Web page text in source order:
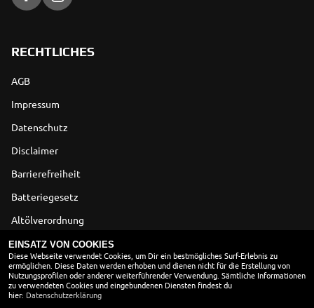
RECHTLICHES
AGB
Impressum
Datenschutz
Disclaimer
Barrierefreiheit
Batteriegesetz
Altölverordnung
ÖFFNUNGSZEITEN
Montag:
geschlossen
Dienstag:
08:00 - 12:00 und 13:00 - 17:00
EINSATZ VON COOKIES
Diese Webseite verwendet Cookies, um Dir ein bestmögliches Surf-Erlebnis zu
ermöglichen. Diese Daten werden erhoben und dienen nicht für die Erstellung von
Nutzungsprofilen oder anderer weiterführender Verwendung. Sämtliche Informationen
zu verwendeten Cookies und eingebundenen Diensten findest du
hier: Datenschutzerklärung